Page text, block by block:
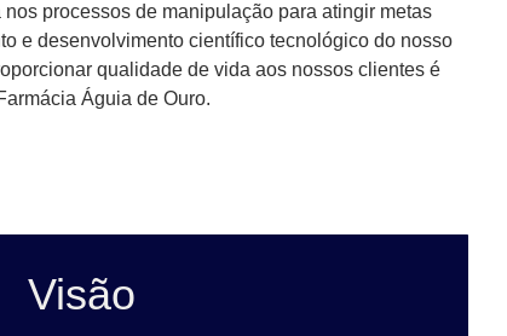
processos de manipulação para atingir metas
e desenvolvimento científico tecnológico do nosso
qualidade de vida aos nossos clientes é
Águia de Ouro.
Visão